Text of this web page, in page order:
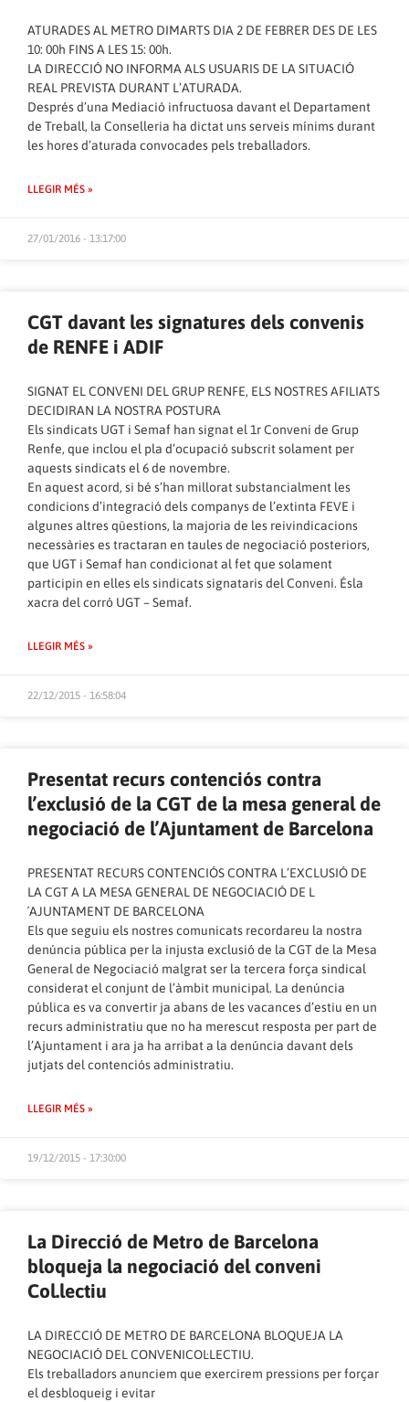
ATURADES AL METRO DIMARTS DIA 2 DE FEBRER DES DE LES
10: 00h FINS A LES 15: 00h.
LA DIRECCIÓ NO INFORMA ALS USUARIS DE LA SITUACIÓ
REAL PREVISTA DURANT L’ATURADA.
Després d’una Mediació infructuosa davant el Departament
de Treball, la Conselleria ha dictat uns serveis mínims durant
les hores d’aturada convocades pels treballadors.
LLEGIR MÉS »
27/01/2016 - 13:17:00
CGT davant les signatures dels convenis
de RENFE i ADIF
SIGNAT EL CONVENI DEL GRUP RENFE, ELS NOSTRES AFILIATS
DECIDIRAN LA NOSTRA POSTURA
Els sindicats UGT i Semaf han signat el 1r Conveni de Grup
Renfe, que inclou el pla d’ocupació subscrit solament per
aquests sindicats el 6 de novembre.
En aquest acord, si bé s’han millorat substancialment les
condicions d’integració dels companys de l’extinta FEVE i
algunes altres qüestions, la majoria de les reivindicacions
necessàries es tractaran en taules de negociació posteriors,
que UGT i Semaf han condicionat al fet que solament
participin en elles els sindicats signataris del Conveni. Ésla
xacra del corró UGT – Semaf.
LLEGIR MÉS »
22/12/2015 - 16:58:04
Presentat recurs contenciós contra
l’exclusió de la CGT de la mesa general de
negociació de l’Ajuntament de Barcelona
PRESENTAT RECURS CONTENCIÓS CONTRA L’EXCLUSIÓ DE
LA CGT A LA MESA GENERAL DE NEGOCIACIÓ DE L
´AJUNTAMENT DE BARCELONA
Els que seguiu els nostres comunicats recordareu la nostra
denúncia pública per la injusta exclusió de la CGT de la Mesa
General de Negociació malgrat ser la tercera força sindical
considerat el conjunt de l’àmbit municipal. La denúncia
pública es va convertir ja abans de les vacances d’estiu en un
recurs administratiu que no ha merescut resposta per part de
l’Ajuntament i ara ja ha arribat a la denúncia davant dels
jutjats del contenciós administratiu.
LLEGIR MÉS »
19/12/2015 - 17:30:00
La Direcció de Metro de Barcelona
bloqueja la negociació del conveni
Col.lectiu
LA DIRECCIÓ DE METRO DE BARCELONA BLOQUEJA LA
NEGOCIACIÓ DEL CONVENICOL·LECTIU.
Els treballadors anunciem que exercirem pressions per forçar
el desbloqueig i evitar